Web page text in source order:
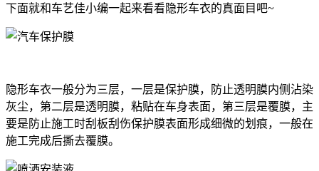
下面就和车艺佳小编一起来看看隐形车衣的真面目吧~
隐形车衣一般分为三层，一层是保护膜，防止透明膜内侧沾染
灰尘，第二层是透明膜，粘贴在车身表面，第三层是覆膜，主
要是防止施工时刮板刮伤保护膜表面形成细微的划痕，一般在
施工完成后撕去覆膜。